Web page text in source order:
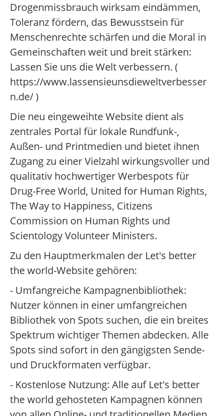
Drogenmissbrauch wirksam eindämmen,
Toleranz fördern, das Bewusstsein für
Menschenrechte schärfen und die Moral in
Gemeinschaften weit und breit stärken:
Lassen Sie uns die Welt verbessern. (
https://www.lassensieunsdieweltverbesser
n.de/ )
Die neu eingeweihte Website dient als
zentrales Portal für lokale Rundfunk-,
Außen- und Printmedien und bietet ihnen
Zugang zu einer Vielzahl wirkungsvoller und
qualitativ hochwertiger Werbespots für
Drug-Free World, United for Human Rights,
The Way to Happiness, Citizens
Commission on Human Rights und
Scientology Volunteer Ministers.
Zu den Hauptmerkmalen der Let's better
the world-Website gehören:
- Umfangreiche Kampagnenbibliothek:
Nutzer können in einer umfangreichen
Bibliothek von Spots suchen, die ein breites
Spektrum wichtiger Themen abdecken. Alle
Spots sind sofort in den gängigsten Sende-
und Druckformaten verfügbar.
- Kostenlose Nutzung: Alle auf Let's better
the world gehosteten Kampagnen können